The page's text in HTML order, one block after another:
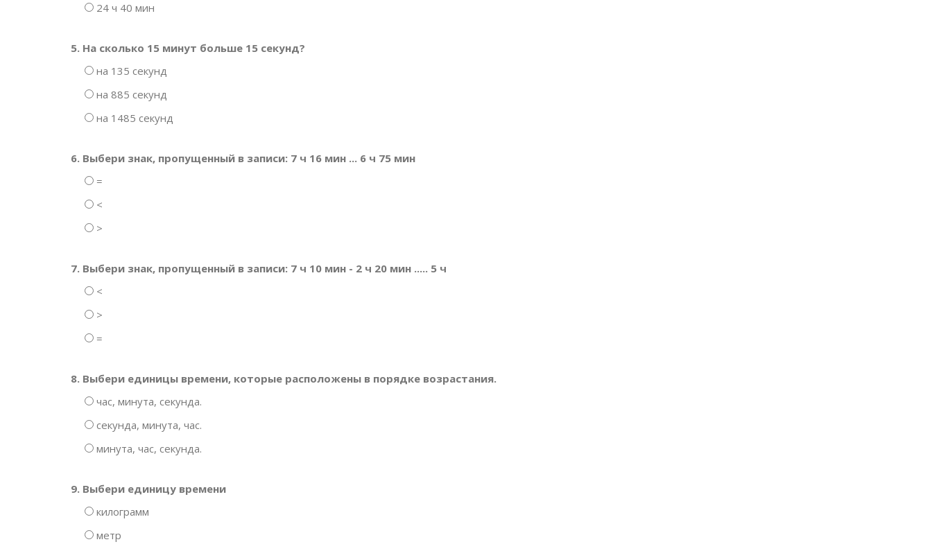
24 ч 40 мин
5. На сколько 15 минут больше 15 секунд?
на 135 секунд
на 885 секунд
на 1485 секунд
6. Выбери знак, пропущенный в записи: 7 ч 16 мин ... 6 ч 75 мин
=
<
>
7. Выбери знак, пропущенный в записи: 7 ч 10 мин - 2 ч 20 мин ..... 5 ч
<
>
=
8. Выбери единицы времени, которые расположены в порядке возрастания.
час, минута, секунда.
секунда, минута, час.
минута, час, секунда.
9. Выбери единицу времени
килограмм
метр